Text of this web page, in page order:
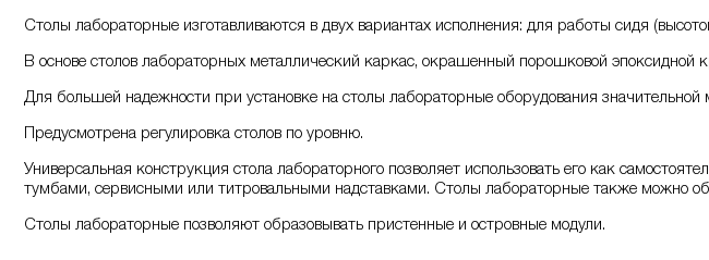
Столы лабораторные изготавливаются в двух вариантах исполнения: для работы сидя
В основе столов лабораторных металлический каркас, окрашенный порошковой
Для большей надежности при установке на столы лабораторные оборудования значительной
Предусмотрена регулировка столов по уровню.
Универсальная конструкция стола лабораторного позволяет использовать его как
тумбами, сервисными или титровальными надставками. Столы лабораторные также можно
Столы лабораторные позволяют образовывать пристенные и островные модули.